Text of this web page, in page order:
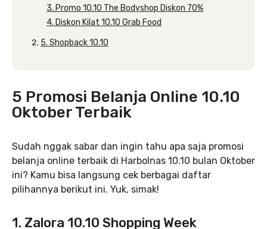
3. Promo 10.10 The Bodyshop Diskon 70%
4. Diskon Kilat 10.10 Grab Food
5. Shopback 10.10
5 Promosi Belanja Online 10.10
Oktober Terbaik
Sudah nggak sabar dan ingin tahu apa saja promosi
belanja online terbaik di Harbolnas 10.10 bulan Oktober
ini? Kamu bisa langsung cek berbagai daftar
pilihannya berikut ini. Yuk, simak!
1. Zalora 10.10 Shopping Week